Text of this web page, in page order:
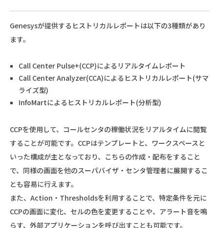
Genesysが提供するヒストリカルレポートは以下の3種類があり
ます。
Call Center Pulse+(CCP)によるリアルタイムレポート
Call Center Analyzer(CCA)によるヒストリカルレポート(サマ
ライズ型)
InfoMartによるヒストリカルレポート(分析型)
CCPを使用して、コールセンタの稼働状況をリアルタイムに閲覧
することが可能です。CCPはテンプレートと、ワークスペースと
いった構成が主となっており、こちらの作成・配布をすること
で、同様の画面を他のスーパバイザ・センタ管理者に展開するこ
とも容易に行えます。
また、Action・Thresholdsを利用することで、特定条件を元に
CCPの画面に変化、セルの色を変更することや、アラート音を鳴
らす、外部アプリケーションを呼び出すことも可能です。